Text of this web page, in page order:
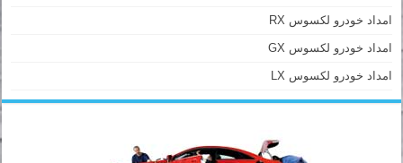
امداد خودرو لکسوس RX
امداد خودرو لکسوس GX
امداد خودرو لکسوس LX